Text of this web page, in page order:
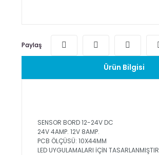
Paylaş
Ürün Bilgisi
SENSOR BORD 12-24V DC
24V 4AMP. 12V 8AMP.
PCB ÖLÇÜSÜ: 10X44MM
LED UYGULAMALARI İÇİN TASARLANMIŞTIR